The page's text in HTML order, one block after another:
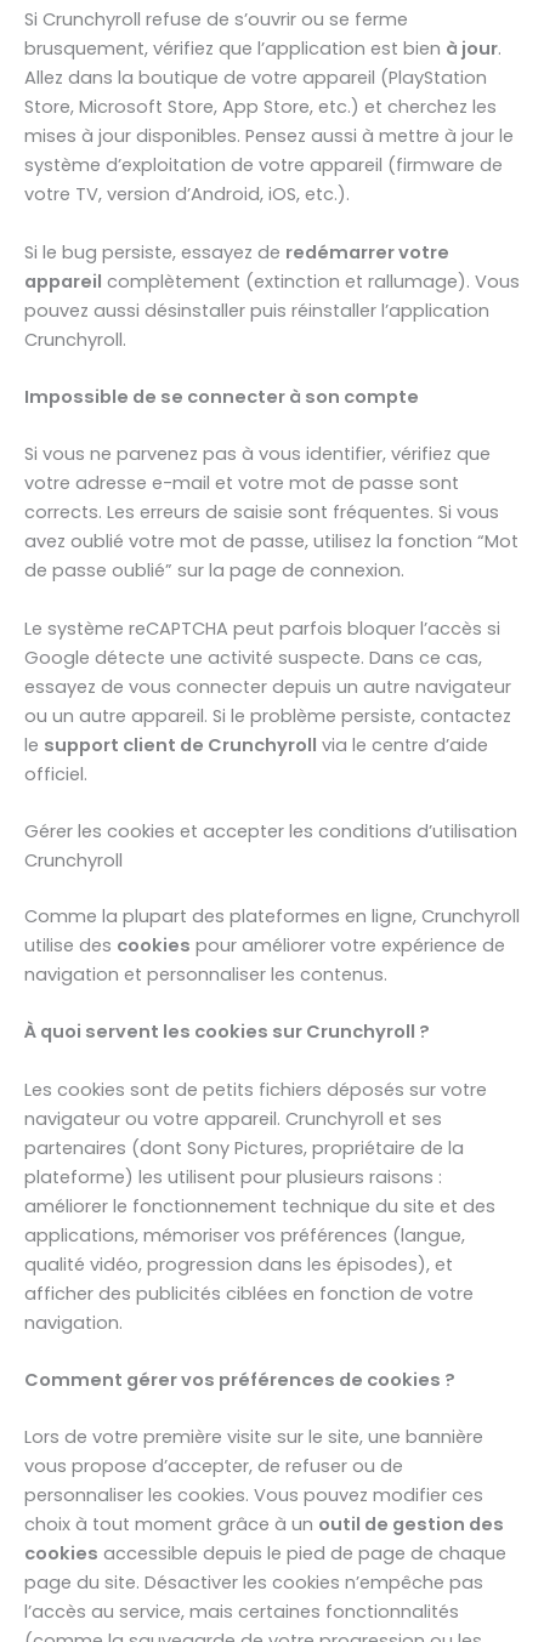
Si Crunchyroll refuse de s’ouvrir ou se ferme
brusquement, vérifiez que l’application est bien à jour.
Allez dans la boutique de votre appareil (PlayStation
Store, Microsoft Store, App Store, etc.) et cherchez les
mises à jour disponibles. Pensez aussi à mettre à jour le
système d’exploitation de votre appareil (firmware de
votre TV, version d’Android, iOS, etc.).
Si le bug persiste, essayez de redémarrer votre
appareil complètement (extinction et rallumage). Vous
pouvez aussi désinstaller puis réinstaller l’application
Crunchyroll.
Impossible de se connecter à son compte
Si vous ne parvenez pas à vous identifier, vérifiez que
votre adresse e-mail et votre mot de passe sont
corrects. Les erreurs de saisie sont fréquentes. Si vous
avez oublié votre mot de passe, utilisez la fonction “Mot
de passe oublié” sur la page de connexion.
Le système reCAPTCHA peut parfois bloquer l’accès si
Google détecte une activité suspecte. Dans ce cas,
essayez de vous connecter depuis un autre navigateur
ou un autre appareil. Si le problème persiste, contactez
le support client de Crunchyroll via le centre d’aide
officiel.
Gérer les cookies et accepter les conditions d’utilisation
Crunchyroll
Comme la plupart des plateformes en ligne, Crunchyroll
utilise des cookies pour améliorer votre expérience de
navigation et personnaliser les contenus.
À quoi servent les cookies sur Crunchyroll ?
Les cookies sont de petits fichiers déposés sur votre
navigateur ou votre appareil. Crunchyroll et ses
partenaires (dont Sony Pictures, propriétaire de la
plateforme) les utilisent pour plusieurs raisons :
améliorer le fonctionnement technique du site et des
applications, mémoriser vos préférences (langue,
qualité vidéo, progression dans les épisodes), et
afficher des publicités ciblées en fonction de votre
navigation.
Comment gérer vos préférences de cookies ?
Lors de votre première visite sur le site, une bannière
vous propose d’accepter, de refuser ou de
personnaliser les cookies. Vous pouvez modifier ces
choix à tout moment grâce à un outil de gestion des
cookies accessible depuis le pied de page de chaque
page du site. Désactiver les cookies n’empêche pas
l’accès au service, mais certaines fonctionnalités